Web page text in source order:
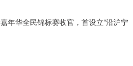
年华全民锦标赛收官，首设立“沿沪宁